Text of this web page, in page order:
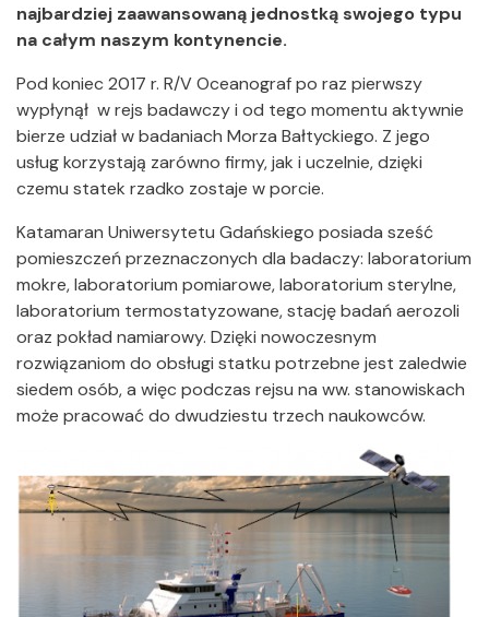
najbardziej zaawansowaną jednostką swojego typu
na całym naszym kontynencie.
Pod koniec 2017 r. R/V Oceanograf po raz pierwszy
wypłynął w rejs badawczy i od tego momentu aktywnie
bierze udział w badaniach Morza Bałtyckiego. Z jego
usług korzystają zarówno firmy, jak i uczelnie, dzięki
czemu statek rzadko zostaje w porcie.
Katamaran Uniwersytetu Gdańskiego posiada sześć
pomieszczeń przeznaczonych dla badaczy: laboratorium
mokre, laboratorium pomiarowe, laboratorium sterylne,
laboratorium termostatyzowane, stację badań aerozoli
oraz pokład namiarowy. Dzięki nowoczesnym
rozwiązaniom do obsługi statku potrzebne jest zaledwie
siedem osób, a więc podczas rejsu na ww. stanowiskach
może pracować do dwudziestu trzech naukowców.